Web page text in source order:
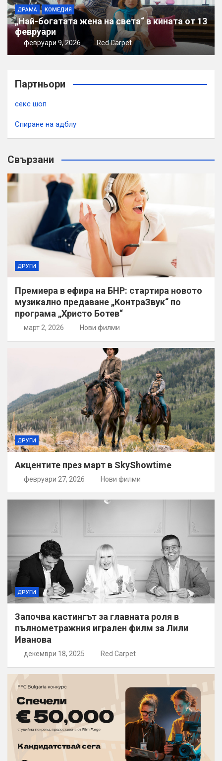
ДРАМА КОМЕДИЯ
„Най-богатата жена на света“ в кината от 13
февруари
февруари 9, 2026 Red Carpet
Партньори
секс шоп
Спиране на адблу
Свързани
ДРУГИ
Премиера в ефира на БНР: стартира новото
музикално предаване „КонтраЗвук“ по
програма „Христо Ботев“
март 2, 2026 Нови филми
ДРУГИ
Акцентите през март в SkyShowtime
февруари 27, 2026 Нови филми
ДРУГИ
Започва кастингът за главната роля в
пълнометражния игрален филм за Лили
Иванова
декември 18, 2025 Red Carpet